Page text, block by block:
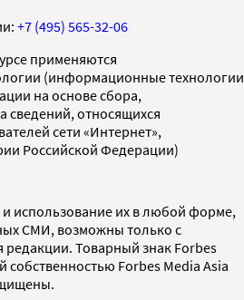
+7 (495) 565-32-06
применяются
(информационные технологии
на основе сбора,
сведений, относящихся
сети «Интернет»,
Российской Федерации)
использование их в любой форме,
СМИ, возможны только с
Товарный знак Forbes
собственностью Forbes Media Asia